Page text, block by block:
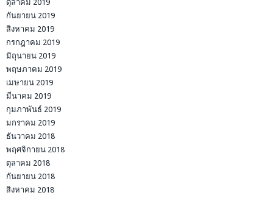
ตุลาคม 2019
กันยายน 2019
สิงหาคม 2019
กรกฎาคม 2019
มิถุนายน 2019
พฤษภาคม 2019
เมษายน 2019
มีนาคม 2019
กุมภาพันธ์ 2019
มกราคม 2019
ธันวาคม 2018
พฤศจิกายน 2018
ตุลาคม 2018
กันยายน 2018
สิงหาคม 2018